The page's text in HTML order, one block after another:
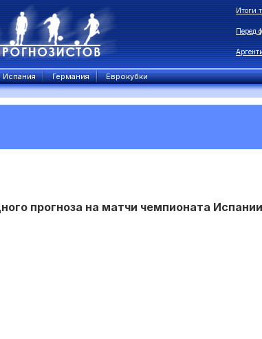
Итоги
Перед
Испания Германия Еврокубки
прогноза на матчи чемпионата